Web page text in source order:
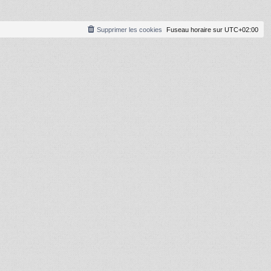
Fuseau horaire sur UTC+02:00
Supprimer les cookies